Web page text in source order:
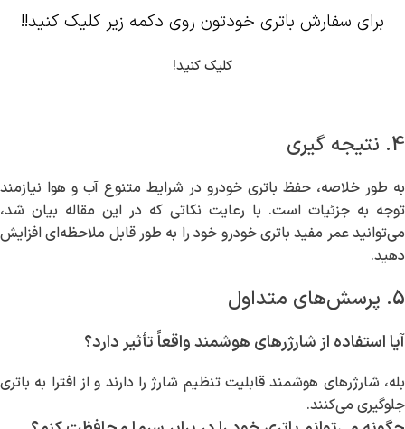
برای سفارش باتری خودتون روی دکمه زیر کلیک کنید!!
کلیک کنید!
4. نتیجه گیری
به طور خلاصه، حفظ باتری خودرو در شرایط متنوع آب و هوا نیازمند
توجه به جزئیات است. با رعایت نکاتی که در این مقاله بیان شد،
می‌توانید عمر مفید باتری خودرو خود را به طور قابل ملاحظه‌ای افزایش
دهید.
5. پرسش‌های متداول
آیا استفاده از شارژرهای هوشمند واقعاً تأثیر دارد؟
بله، شارژرهای هوشمند قابلیت تنظیم شارژ را دارند و از افترا به باتری
جلوگیری می‌کنند.